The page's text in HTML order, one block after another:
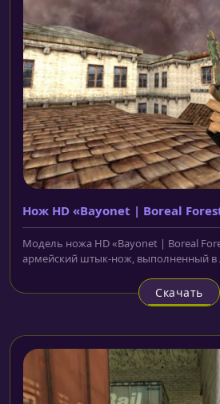
Нож HD «Bayonet | Boreal
Модель ножа HD «Bayonet | Boreal
армейский штык-нож, выполненный в
Скачать